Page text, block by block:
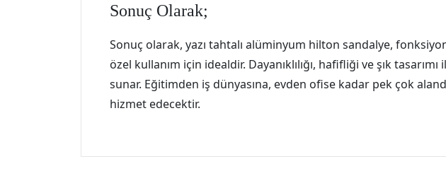
Sonuç Olarak;
Sonuç olarak, yazı tahtalı alüminyum hilton sandalye,
özel kullanım için idealdir. Dayanıklılığı, hafifliği ve şık
sunar. Eğitimden iş dünyasına, evden ofise kadar pek çok
hizmet edecektir.